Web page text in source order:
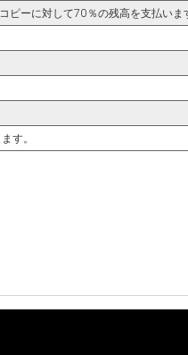
ピーに対して70％の残高を支払いま
す。